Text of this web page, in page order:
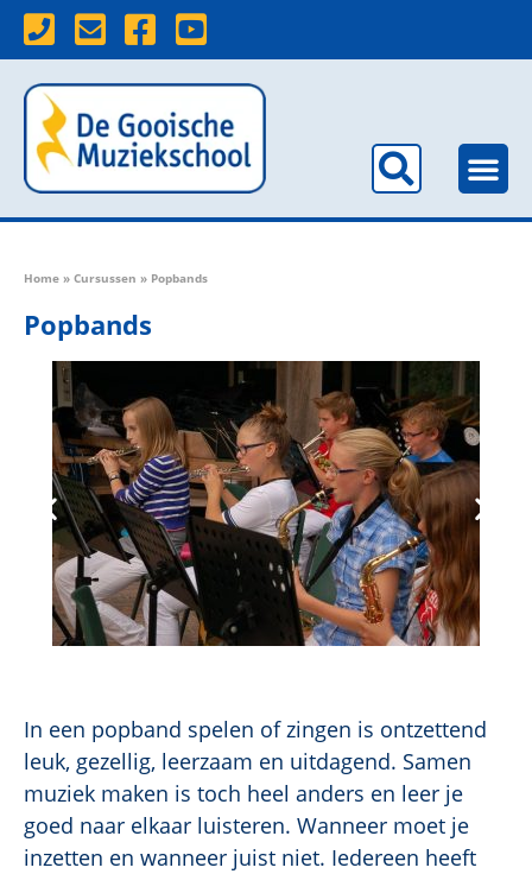
Home » Cursussen » Popbands
Popbands
In een popband spelen of zingen is ontzettend
leuk, gezellig, leerzaam en uitdagend. Samen
muziek maken is toch heel anders en leer je
goed naar elkaar luisteren. Wanneer moet je
inzetten en wanneer juist niet. Iedereen heeft